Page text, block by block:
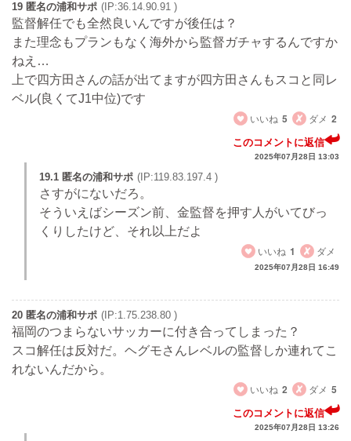
19 匿名の浦和サポ (IP:36.14.90.91 )
監督解任でも全然良いんですが後任は？
また理念もプランもなく海外から監督ガチャするんですか
ねえ…
上で四方田さんの話が出てますが四方田さんもスコと同レ
ベル(良くてJ1中位)です
いいね 5 ダメ 2
このコメントに返信
2025年07月28日 13:03
19.1 匿名の浦和サポ (IP:119.83.197.4 )
さすがにないだろ。
そういえばシーズン前、金監督を押す人がいてびっ
くりしたけど、それ以上だよ
いいね 1 ダメ
2025年07月28日 16:49
20 匿名の浦和サポ (IP:1.75.238.80 )
福岡のつまらないサッカーに付き合ってしまった？
スコ解任は反対だ。ヘグモさんレベルの監督しか連れてこ
れないんだから。
いいね 2 ダメ 5
このコメントに返信
2025年07月28日 13:26